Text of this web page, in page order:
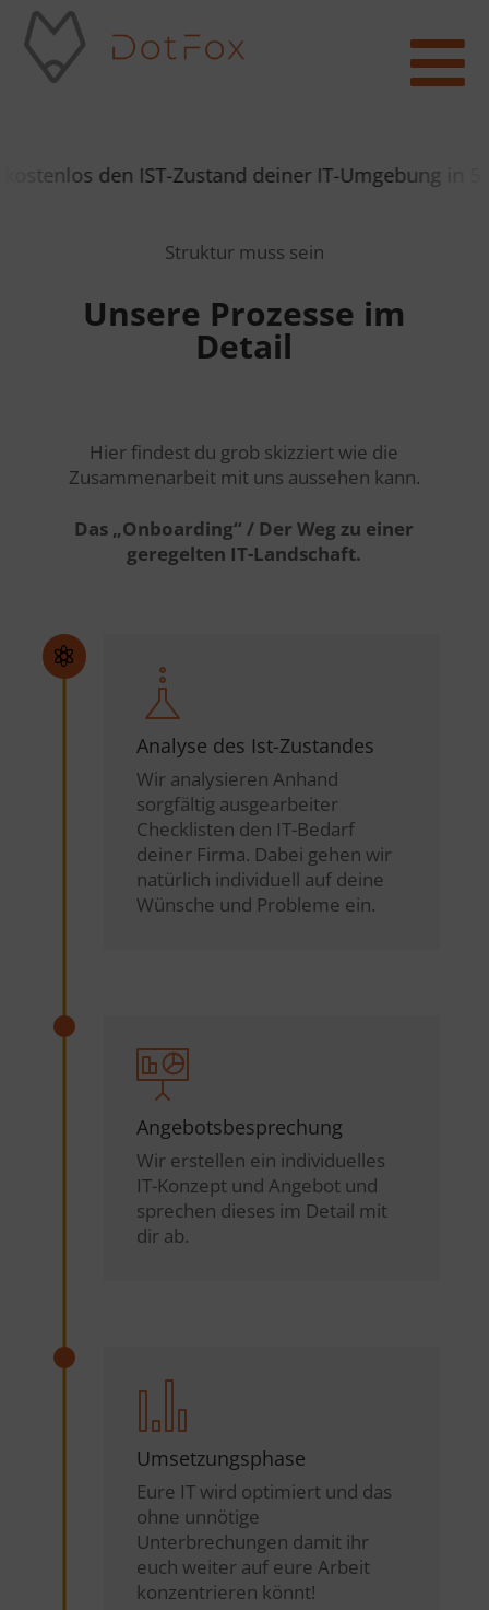

den IST-Zustand deiner IT-Umgebung in 5
Struktur muss sein
Unsere Prozesse im
Detail
Hier findest du grob skizziert wie die
Zusammenarbeit mit uns aussehen kann.
Das „Onboarding“ / Der Weg zu einer
geregelten IT-Landschaft.
Analyse des Ist-Zustandes
Wir analysieren Anhand
sorgfältig ausgearbeiter
Checklisten den IT-Bedarf
deiner Firma. Dabei gehen wir
natürlich individuell auf deine
Wünsche und Probleme ein.

Angebotsbesprechung
Wir erstellen ein individuelles
IT-Konzept und Angebot und
sprechen dieses im Detail mit
dir ab.
Umsetzungsphase
Eure IT wird optimiert und das
ohne unnötige
Unterbrechungen damit ihr
euch weiter auf eure Arbeit
konzentrieren könnt!